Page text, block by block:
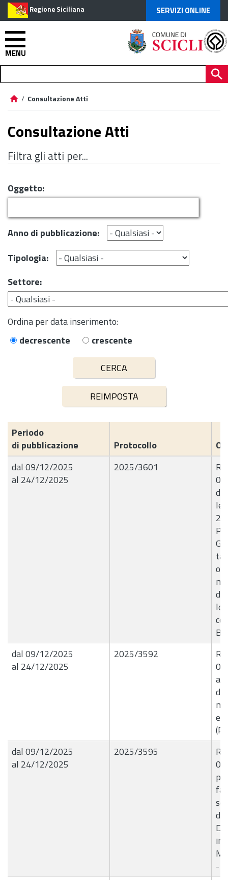
Regione Siciliana SERVIZI ONLINE
MENU
/ Consultazione Atti
Consultazione Atti
Filtra gli atti per...
Oggetto:
Anno di pubblicazione:
Tipologia:
Settore:
Ordina per data inserimento:
decrescente
crescente
Periodo
di pubblicazione
Protocollo
dal 09/12/2025
al 24/12/2025
2025/3601
lo
dal 09/12/2025
al 24/12/2025
2025/3592
a
di
dal 09/12/2025
al 24/12/2025
2025/3595
-